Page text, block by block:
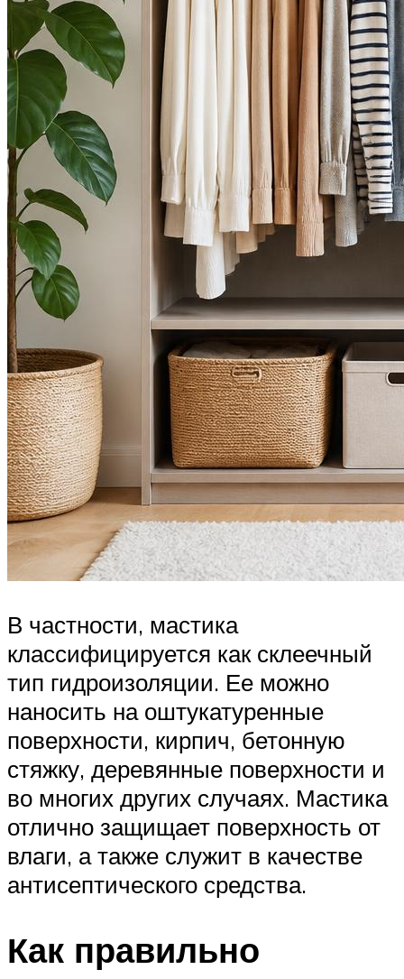
В частности, мастика
классифицируется как склеечный
тип гидроизоляции. Ее можно
наносить на оштукатуренные
поверхности, кирпич, бетонную
стяжку, деревянные поверхности и
во многих других случаях. Мастика
отлично защищает поверхность от
влаги, а также служит в качестве
антисептического средства.
Как правильно